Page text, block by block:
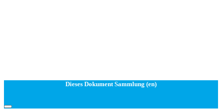
Dieses Dokument Sammlung (en)